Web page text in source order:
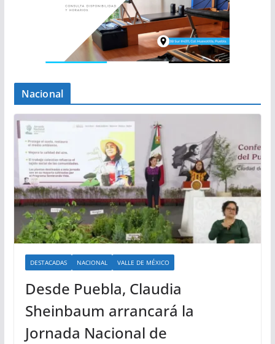
Nacional
DESTACADAS NACIONAL VALLE DE MÉXICO
Desde Puebla, Claudia
Sheinbaum arrancará la
Jornada Nacional de